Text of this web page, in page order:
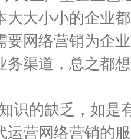
大大小小的企业
要网络营销为企
务渠道，总之都
识的缺乏，如是
运营网络营销的